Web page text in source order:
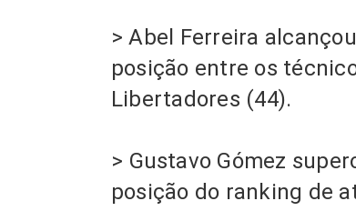
> Abel Ferreira
posição entre os
Libertadores (44).
> Gustavo Gómez
posição do ranking de